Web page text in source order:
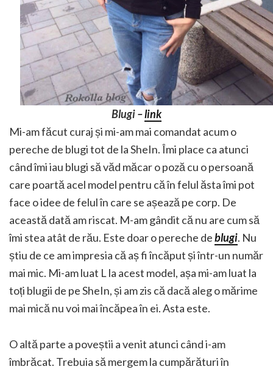
Blugi –link
Mi-am făcut curaj și mi-am mai comandat acum o
pereche de blugi tot de la SheIn. Îmi place ca atunci
când îmi iau blugi să văd măcar o poză cu o persoană
care poartă acel model pentru că în felul ăsta îmi pot
face o idee de felul în care se așează pe corp. De
această dată am riscat. M-am gândit că nu are cum să
îmi stea atât de rău. Este doar o pereche deblugi. Nu
știu de ce am impresia că aș fi încăput și într-un număr
mai mic. Mi-am luat L la acest model, așa mi-am luat la
toți blugii de pe SheIn, și am zis că dacă aleg o mărime
mai mică nu voi mai încăpea în ei. Asta este.
O altă parte a poveștii a venit atunci când i-am
îmbrăcat. Trebuia să mergem la cumpărături în